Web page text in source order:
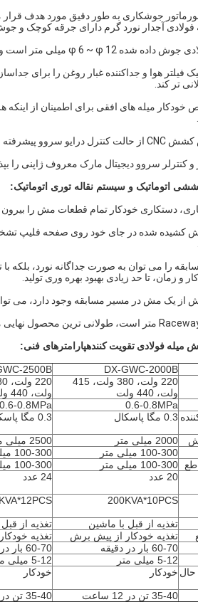
جوشکاری به طور دقیق مورد هدف
فولادی آجدار نورد گرم دارای جرقه کوچک و
فیلتر هوا و جداکننده غبار روغن را برای
تر کند.
خودکار میله های افقی برای اطمینان از
اتوماتیک و سیستم نقاله توری اتوماتیک:
را می توان به صورت جداگانه نورد، بلکه
و زمان، تا حد زیادی بهبود بهره وری تولید.
فولادی تقویت کنندهپارامترهای فنی:
DX-GWC-2000B
2500B
220 ولت، 380 ولت، 415
ولت، 440 ولت
ولت، 440 ولت
0.6-0.8MPa
0.6-0.8MPa
0.3 مگا پاسکال 0.3 مگا پاسکال
2000 میلی متر 2500 میلی متر
100-300 میلی متر 100-300 میلی متر
100-300 میلی متر 100-300 میلی متر
20 عدد 24 عدد
200KVA*10PCS
تغذیه از قبل با ماشین تغذیه از
تغذیه خودکار از پیش برش تغذیه
60-70 بار در دقیقه 60-70 بار در دقیقه
5-12 میلی متر 5-12 میلی متر
خودکار خودکار
35-40 تن در 12 ساعت 35-40 تن در 12 ساعت